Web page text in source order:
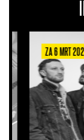
ZA 6 MRT 2027